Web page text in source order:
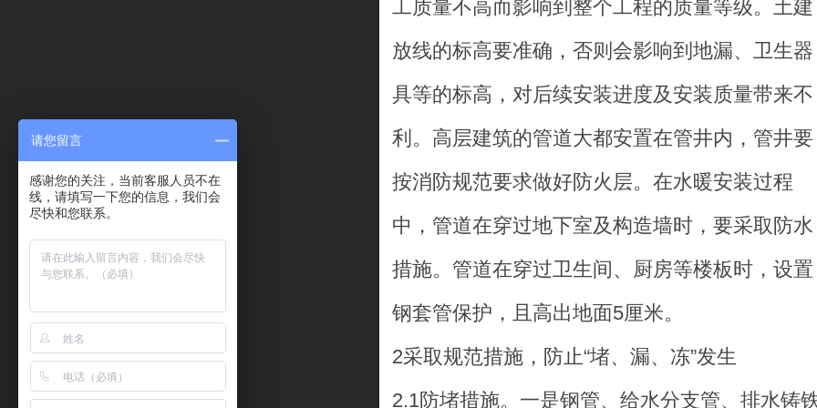
工质量不高而影响到整个工程的质量等级。土建
放线的标高要准确，否则会影响到地漏、卫生器
具等的标高，对后续安装进度及安装质量带来不
利。高层建筑的管道大都安置在管井内，管井要
按消防规范要求做好防火层。在水暖安装过程
中，管道在穿过地下室及构造墙时，要采取防水
措施。管道在穿过卫生间、厨房等楼板时，设置
钢套管保护，且高出地面5厘米。
2采取规范措施，防止“堵、漏、冻”发生
2.1防堵措施。一是钢管、给水分支管、排水铸
请您留言
感谢您的关注，当前客服人员不在
线，请填写一下您的信息，我们会
尽快和您联系。